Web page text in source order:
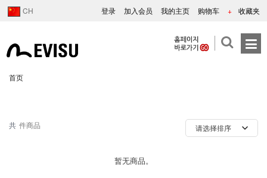
CH 登录 加入会员 我的主页 购物车 + 收藏夹
首页
共 件商品
暂无商品。